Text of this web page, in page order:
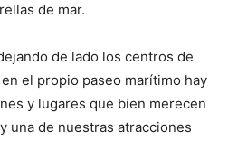
de mar.
de lado los centros de
en el propio paseo marítimo hay
y lugares que bien merecen
una de nuestras atracciones